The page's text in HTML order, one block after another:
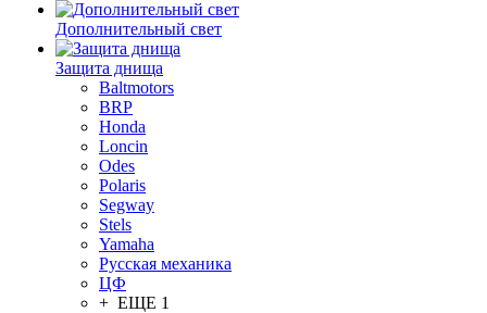
Дополнительный свет
Защита днища
Baltmotors
BRP
Honda
Loncin
Odes
Polaris
Segway
Stels
Yamaha
Русская механика
ЦФ
+ ЕЩЕ 1